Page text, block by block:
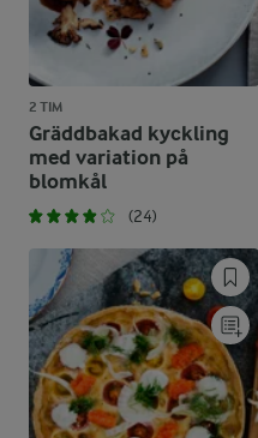
2 TIM
Gräddbakad kyckling
med variation på
blomkål
(24)